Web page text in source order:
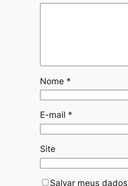
Nome *
E-mail *
Site
Salvar meus